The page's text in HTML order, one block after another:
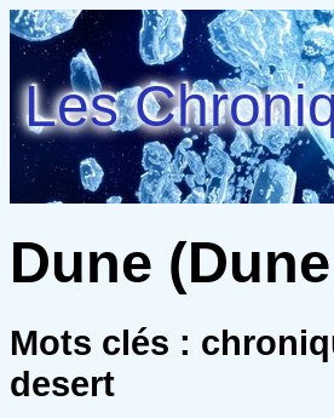
Les
Dune
Mots clés :
desert